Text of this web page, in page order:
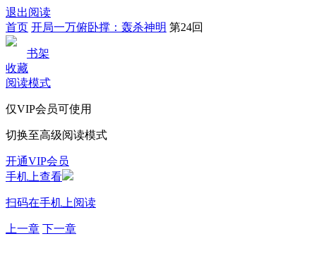
退出阅读
首页 开局一万俯卧撑：轰杀神明 第24回
书架
收藏
阅读模式
仅VIP会员可使用
切换至高级阅读模式
开通VIP会员
手机上查看
扫码在手机上阅读
上一章 下一章